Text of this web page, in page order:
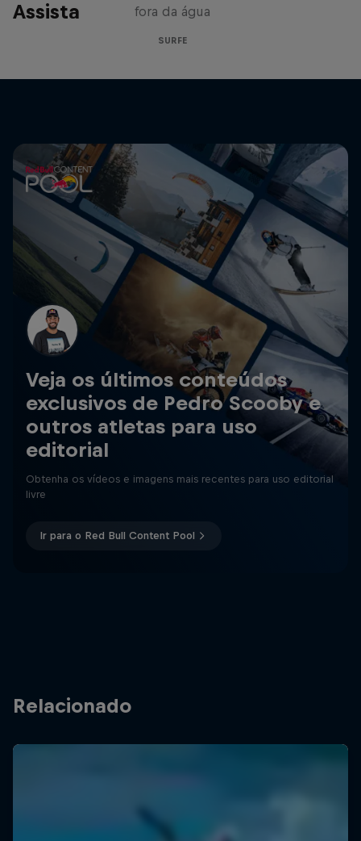
Assista fora da água
SURFE
Veja os últimos conteúdos
exclusivos de Pedro Scooby e
outros atletas para uso
editorial
Obtenha os vídeos e imagens mais recentes para uso editorial
livre
Ir para o Red Bull Content Pool
Relacionado